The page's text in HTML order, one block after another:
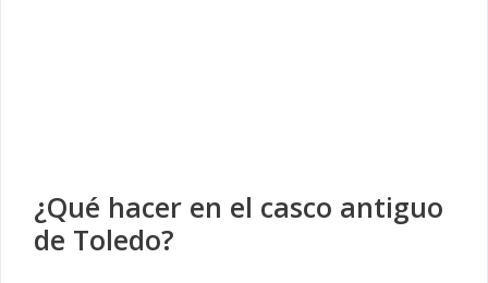
¿Qué hacer en el casco antiguo
de Toledo?